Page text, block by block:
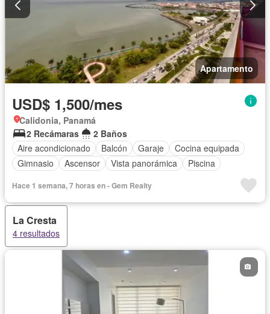
Apartamento
USD$ 1,500/mes
Calidonia, Panamá
2 Recámaras
2 Baños
Aire acondicionado
Balcón Garaje
Cocina equipada
Gimnasio
Ascensor Vista panorámica Piscina
Hace 1 semana, 7 horas en - Gem Realty
La Cresta
4 resultados